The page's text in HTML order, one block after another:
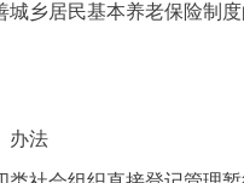
乡居民基本养老保险制
办法